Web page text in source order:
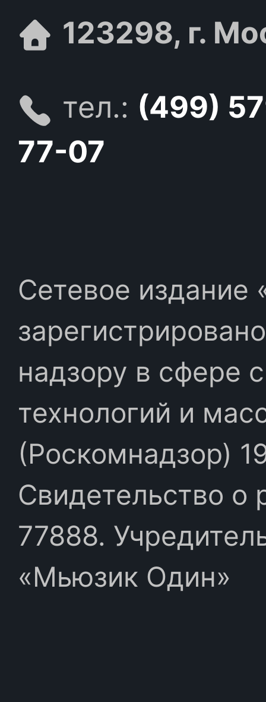
123298, г.
тел.: (499)
77-07
Сетевое издание
надзору в сфере
технологий и
(Роскомнадзор)
Свидетельство
77888.
«Мьюзик Один»